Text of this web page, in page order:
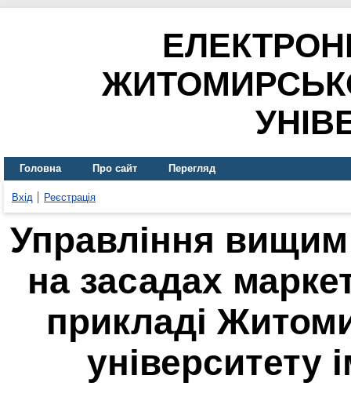
Головна Про сайт Перегляд
Вхід Реєстрація
Управління
на засадах
прикладі
університету